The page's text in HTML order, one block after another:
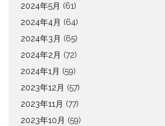
2024年5月 (61)
2024年4月 (64)
2024年3月 (65)
2024年2月 (72)
2024年1月 (59)
2023年12月 (57)
2023年11月 (77)
2023年10月 (59)